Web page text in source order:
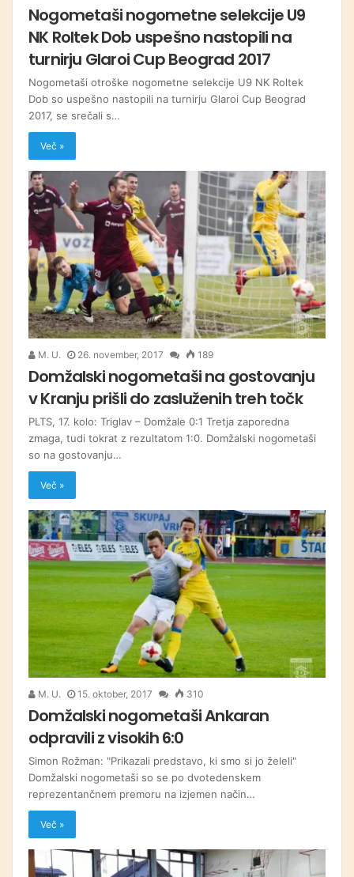
Nogometaši nogometne selekcije U9
NK Roltek Dob uspešno nastopili na
turnirju Glaroi Cup Beograd 2017
Nogometaši otroške nogometne selekcije U9 NK Roltek
Dob so uspešno nastopili na turnirju Glaroi Cup Beograd
2017, se srečali s…
Več »
M. U. 26. november, 2017 189
Domžalski nogometaši na gostovanju
v Kranju prišli do zasluženih treh točk
PLTS, 17. kolo: Triglav – Domžale 0:1 Tretja zaporedna
zmaga, tudi tokrat z rezultatom 1:0. Domžalski nogometaši
so na gostovanju…
Več »
M. U. 15. oktober, 2017 310
Domžalski nogometaši Ankaran
odpravili z visokih 6:0
Simon Rožman: "Prikazali predstavo, ki smo si jo želeli"
Domžalski nogometaši so se po dvotedenskem
reprezentančnem premoru na izjemen način…
Več »